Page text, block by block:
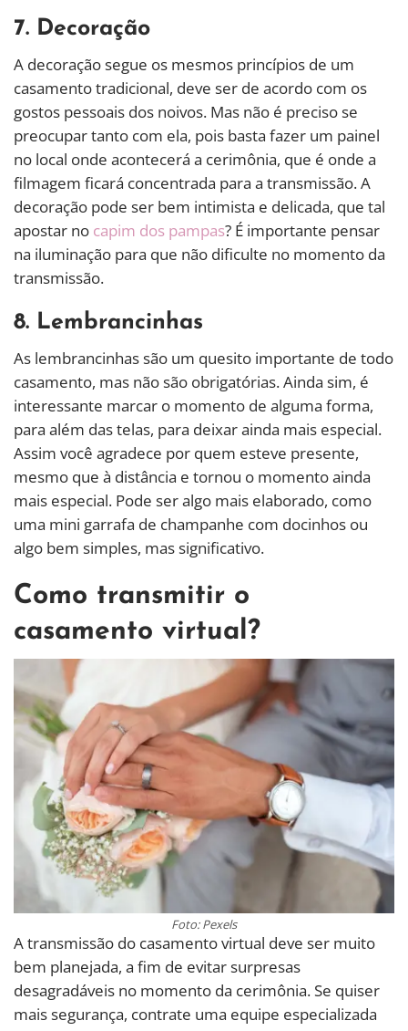
7. Decoração
A decoração segue os mesmos princípios de um
casamento tradicional, deve ser de acordo com os
gostos pessoais dos noivos. Mas não é preciso se
preocupar tanto com ela, pois basta fazer um painel
no local onde acontecerá a cerimônia, que é onde a
filmagem ficará concentrada para a transmissão. A
decoração pode ser bem intimista e delicada, que tal
apostar no capim dos pampas? É importante pensar
na iluminação para que não dificulte no momento da
transmissão.
8. Lembrancinhas
As lembrancinhas são um quesito importante de todo
casamento, mas não são obrigatórias. Ainda sim, é
interessante marcar o momento de alguma forma,
para além das telas, para deixar ainda mais especial.
Assim você agradece por quem esteve presente,
mesmo que à distância e tornou o momento ainda
mais especial. Pode ser algo mais elaborado, como
uma mini garrafa de champanhe com docinhos ou
algo bem simples, mas significativo.
Como transmitir o
casamento virtual?
Foto: Pexels
A transmissão do casamento virtual deve ser muito
bem planejada, a fim de evitar surpresas
desagradáveis no momento da cerimônia. Se quiser
mais segurança, contrate uma equipe especializada